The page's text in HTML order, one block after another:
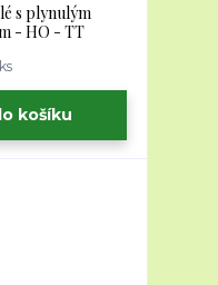
s plynulým
- HO - TT
košíku